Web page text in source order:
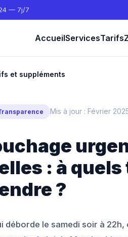
— 7j/7
AccueilServicesTarifs
et suppléments
Mis à jour : Février
: à
?
déborde le samedi soir à